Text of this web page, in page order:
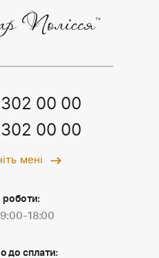
00 00
00 00
мені
18:00
до сплати: